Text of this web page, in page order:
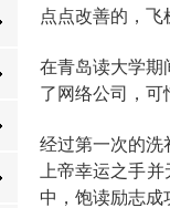
点点改善的，
在青岛读大学期
了网络公司，可
经过第一次的洗
上帝幸运之手
中，饱读励志